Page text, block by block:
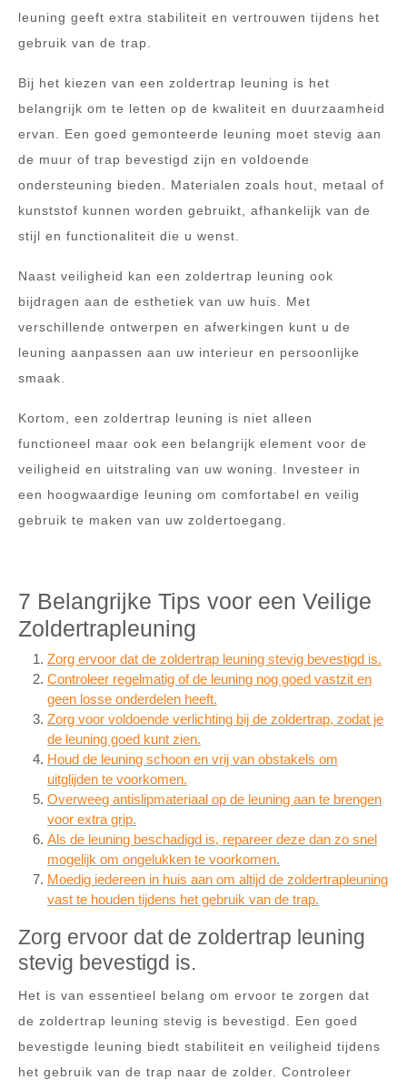
leuning geeft extra stabiliteit en vertrouwen tijdens het
gebruik van de trap.
Bij het kiezen van een zoldertrap leuning is het
belangrijk om te letten op de kwaliteit en duurzaamheid
ervan. Een goed gemonteerde leuning moet stevig aan
de muur of trap bevestigd zijn en voldoende
ondersteuning bieden. Materialen zoals hout, metaal of
kunststof kunnen worden gebruikt, afhankelijk van de
stijl en functionaliteit die u wenst.
Naast veiligheid kan een zoldertrap leuning ook
bijdragen aan de esthetiek van uw huis. Met
verschillende ontwerpen en afwerkingen kunt u de
leuning aanpassen aan uw interieur en persoonlijke
smaak.
Kortom, een zoldertrap leuning is niet alleen
functioneel maar ook een belangrijk element voor de
veiligheid en uitstraling van uw woning. Investeer in
een hoogwaardige leuning om comfortabel en veilig
gebruik te maken van uw zoldertoegang.
7 Belangrijke Tips voor een Veilige
Zoldertrapleuning
Zorg ervoor dat de zoldertrap leuning stevig bevestigd is.
Controleer regelmatig of de leuning nog goed vastzit en
geen losse onderdelen heeft.
Zorg voor voldoende verlichting bij de zoldertrap, zodat je
de leuning goed kunt zien.
Houd de leuning schoon en vrij van obstakels om
uitglijden te voorkomen.
Overweeg antislipmateriaal op de leuning aan te brengen
voor extra grip.
Als de leuning beschadigd is, repareer deze dan zo snel
mogelijk om ongelukken te voorkomen.
Moedig iedereen in huis aan om altijd de zoldertrapleuning
vast te houden tijdens het gebruik van de trap.
Zorg ervoor dat de zoldertrap leuning
stevig bevestigd is.
Het is van essentieel belang om ervoor te zorgen dat
de zoldertrap leuning stevig is bevestigd. Een goed
bevestigde leuning biedt stabiliteit en veiligheid tijdens
het gebruik van de trap naar de zolder. Controleer